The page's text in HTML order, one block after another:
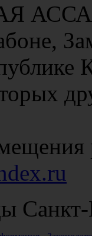
Санкт-